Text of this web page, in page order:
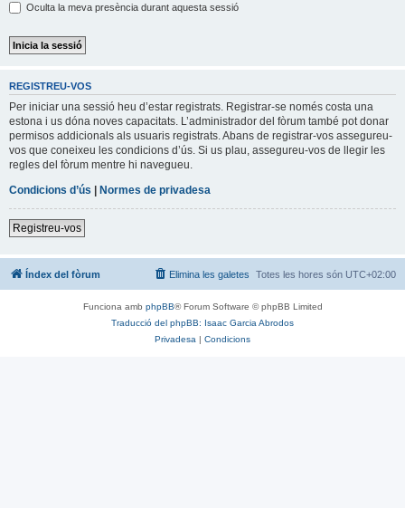
Oculta la meva presència durant aquesta sessió
REGISTREU-VOS
Per iniciar una sessió heu d’estar registrats. Registrar-se només costa una
estona i us dóna noves capacitats. L’administrador del fòrum també pot donar
permisos addicionals als usuaris registrats. Abans de registrar-vos assegureu-
vos que coneixeu les condicions d’ús. Si us plau, assegureu-vos de llegir les
regles del fòrum mentre hi navegueu.
Condicions d’ús | Normes de privadesa
Registreu-vos
Índex del fòrum Totes les hores són UTC+02:00
Elimina les galetes
Funciona amb phpBB® Forum Software © phpBB Limited
Traducció del phpBB: Isaac Garcia Abrodos
Privadesa | Condicions